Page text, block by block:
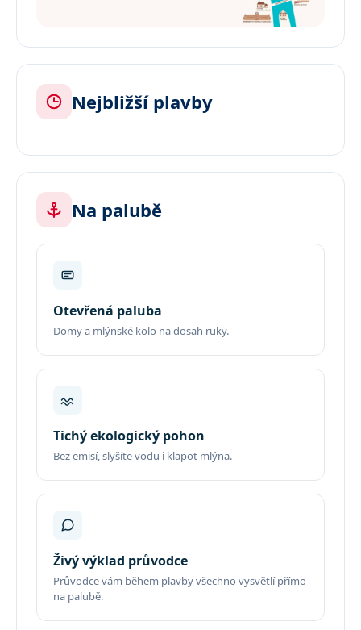
Nejbližší plavby
Na palubě
Otevřená paluba
Domy a mlýnské kolo na dosah ruky.
Tichý ekologický pohon
Bez emisí, slyšíte vodu i klapot mlýna.
Živý výklad průvodce
Průvodce vám během plavby všechno vysvětlí přímo
na palubě.